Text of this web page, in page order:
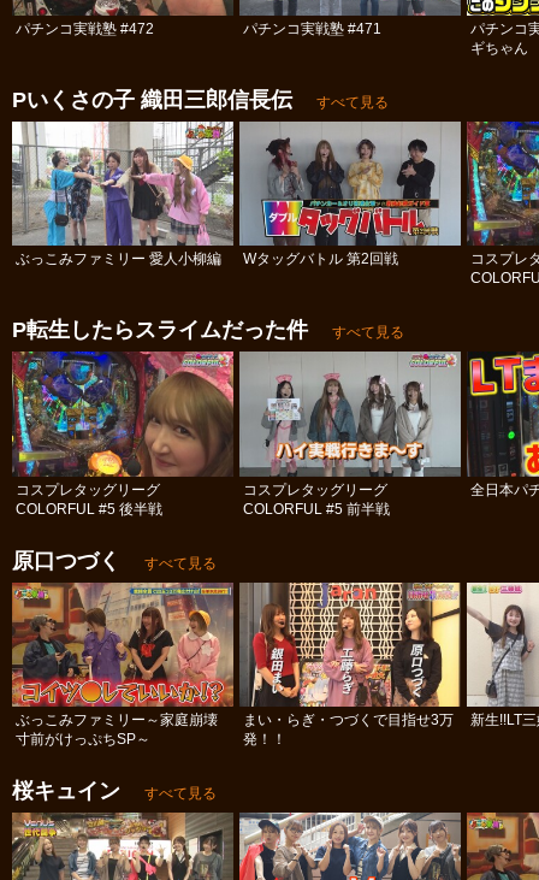
パチンコ実戦塾 #472 パチンコ実戦塾 #471
パチンコ
ギちゃん
Pいくさの子 織田三郎信長伝 すべて見る
ぶっこみファミリー 愛人小柳編 Wタッグバトル 第2回戦
コスプレ
P転生したらスライムだった件 すべて見る
コスプレタッグリーグ
COLORFUL #5 後半戦
コスプレタッグリーグ
COLORFUL #5 前半戦
全日本パ
原口つづく すべて見る
ぶっこみファミリー～家庭崩壊
寸前がけっぷちSP～
まい・らぎ・つづくで目指せ3万
発！！
新生!!LT
桜キュイン すべて見る